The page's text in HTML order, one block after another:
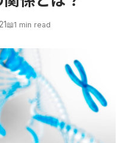
📖1 min read